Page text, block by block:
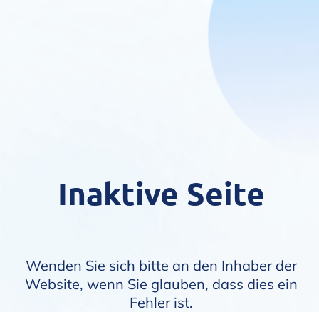
Inaktive Seite
Wenden Sie sich bitte an den Inhaber der
Website, wenn Sie glauben, dass dies ein
Fehler ist.